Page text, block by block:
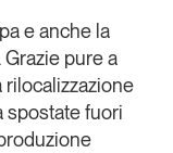
e anche la
pure a
rilocalizzazione
spostate fuori